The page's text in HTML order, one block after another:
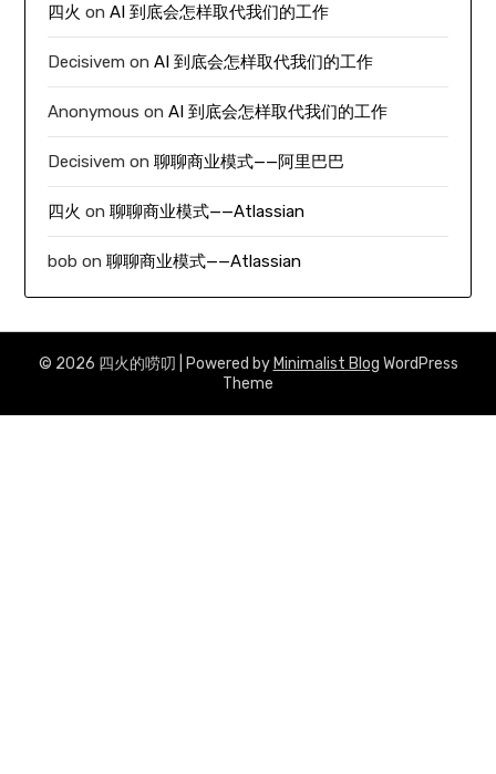
四火 onAI 到底会怎样取代我们的工作
Decisivem onAI 到底会怎样取代我们的工作
Anonymous onAI 到底会怎样取代我们的工作
Decisivem on聊聊商业模式——阿里巴巴
四火 on聊聊商业模式——Atlassian
bob on聊聊商业模式——Atlassian
© 2026 四火的唠叨 | Powered by Minimalist Blog WordPress
Theme